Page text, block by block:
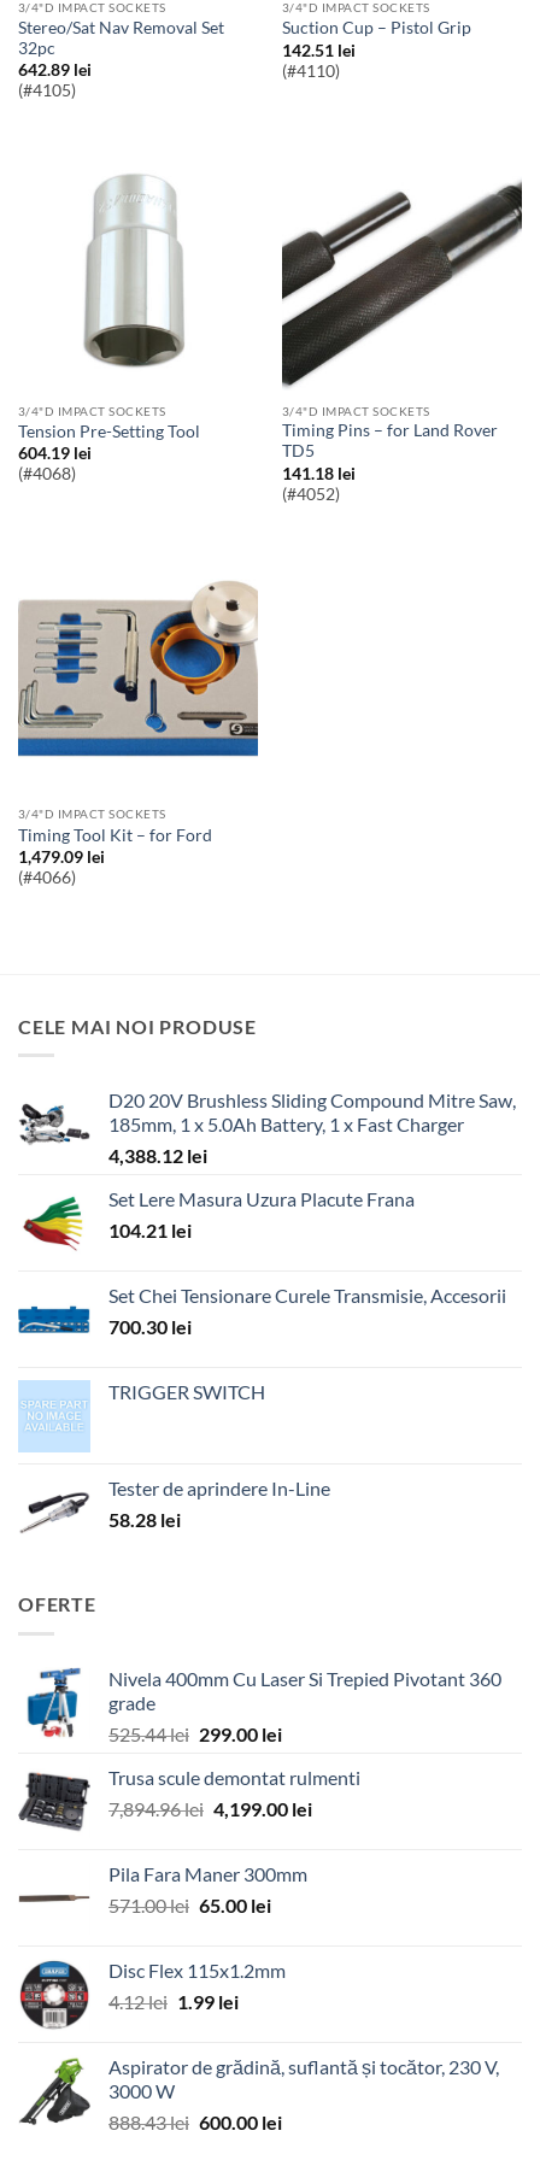
3/4"D IMPACT SOCKETS
Stereo/Sat Nav Removal Set
32pc
642.89 lei
(#4105)
3/4"D IMPACT SOCKETS
Suction Cup – Pistol Grip
142.51 lei
(#4110)
3/4"D IMPACT SOCKETS
Tension Pre-Setting Tool
604.19 lei
(#4068)
3/4"D IMPACT SOCKETS
Timing Pins – for Land Rover
TD5
141.18 lei
(#4052)
3/4"D IMPACT SOCKETS
Timing Tool Kit – for Ford
1,479.09 lei
(#4066)
CELE MAI NOI PRODUSE
D20 20V Brushless Sliding Compound Mitre Saw,
185mm, 1 x 5.0Ah Battery, 1 x Fast Charger
4,388.12 lei
Set Lere Masura Uzura Placute Frana
104.21 lei
Set Chei Tensionare Curele Transmisie, Accesorii
700.30 lei
TRIGGER SWITCH
Tester de aprindere In-Line
58.28 lei
OFERTE
Nivela 400mm Cu Laser Si Trepied Pivotant 360
grade
525.44lei Prețul
a
fost:
299.00 leiPrețul
este:
299.00 lei.
Trusa scule demontat rulmenti
7,894.96lei Prețul
fost:
7,894.96 lei.
4,199.00 leiPrețul
Pila Fara Maner 300mm
571.00lei Prețul
fost:
571.00 lei.
65.00 leiPrețul
65.00 lei.
Disc Flex 115x1.2mm
4.12lei Prețul
fost:
1.99 leiPrețul
1.99 lei.
Aspirator de grădină, suflantă și tocător, 230 V,
3000 W
888.43lei Prețul
600.00 leiPrețul